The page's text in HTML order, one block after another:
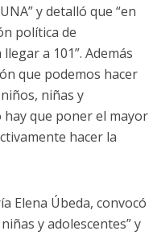
y detalló que “en
política de
a 101”. Además
que podemos hacer
niñas y
que poner el mayor
hacer la
Elena Úbeda, convocó
y adolescentes” y